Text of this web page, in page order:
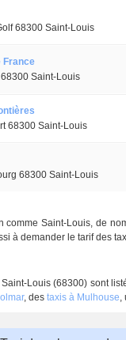
68300 Saint-Louis
France
68300 Saint-Louis
68300 Saint-Louis
68300 Saint-Louis
comme Saint-Louis, de
à demander le tarif des
Louis (68300) sont
, des taxis à Mulhouse,